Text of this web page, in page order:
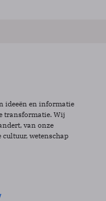
ideeën en informatie
transformatie. Wij
van onze
wetenschap